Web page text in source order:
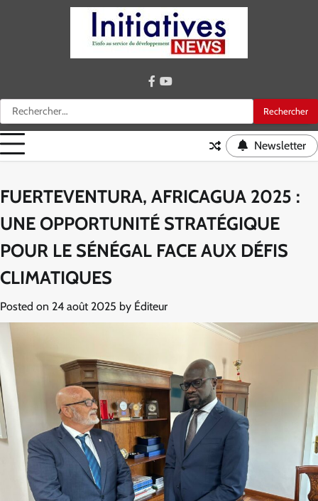
Rechercher :
facebook
youtube
Newsletter
FUERTEVENTURA, AFRICAGUA 2025 :
UNE OPPORTUNITÉ STRATÉGIQUE
POUR LE SÉNÉGAL FACE AUX DÉFIS
CLIMATIQUES
Posted on 24 août 2025 by Éditeur